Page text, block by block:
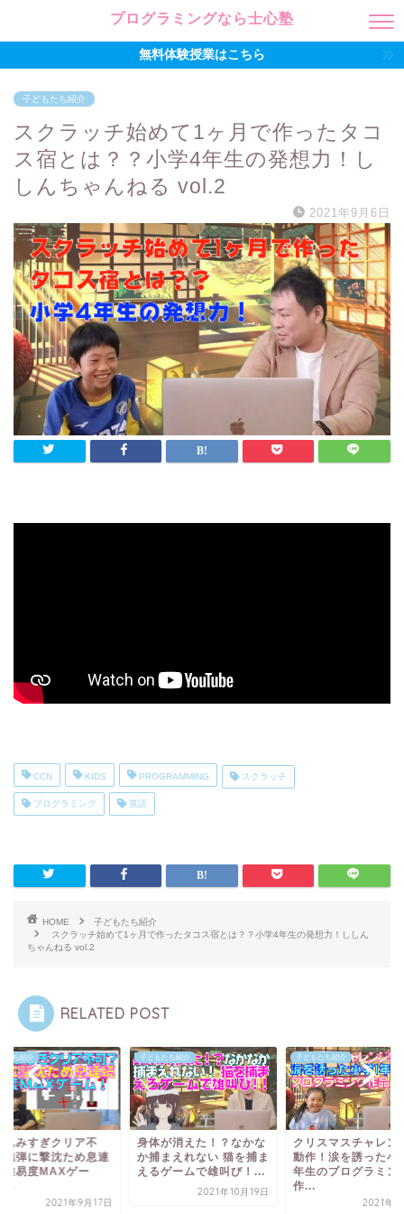
プログラミングなら士心塾
無料体験授業はこちら
子どもたち紹介
スクラッチ始めて1ヶ月で作ったタコ
ス宿とは？？小学4年生の発想力！し
しんちゃんねる vol.2
2021年9月6日
CCN KIDS PROGRAMMING スクラッチ
プログラミング 英語
HOME
子どもたち紹介
スクラッチ始めて1ヶ月で作ったタコス宿とは？？小学4年生の発想力！ししん
ちゃんねる vol.2
RELATED POST
たち紹介
込みすぎクリア不
砲弾に撃沈ため息連
難易度MAXゲー
...
2021年9月17日
子どもたち紹介
身体が消えた！？なかな
か捕まえれない 猫を捕ま
えるゲームで雄叫び！...
2021年10月19日
子どもたち紹介
クリスマスチャレン
動作！涙を誘った小
年生のプログラミン
作...
2021年9